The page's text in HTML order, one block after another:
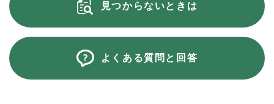
見つからないときは
よくある質問と回答